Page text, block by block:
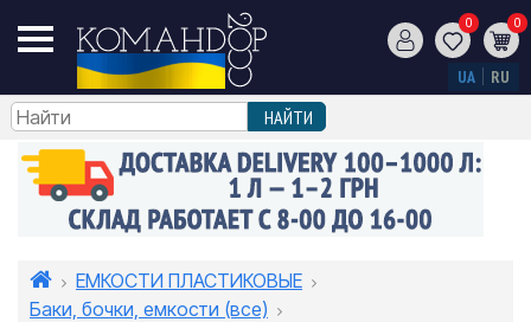
0 0
UA RU
ЕМКОСТИ ПЛАСТИКОВЫЕ
Баки, бочки, емкости (все)